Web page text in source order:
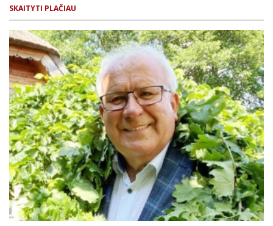
SKAITYTI PLAČIAU